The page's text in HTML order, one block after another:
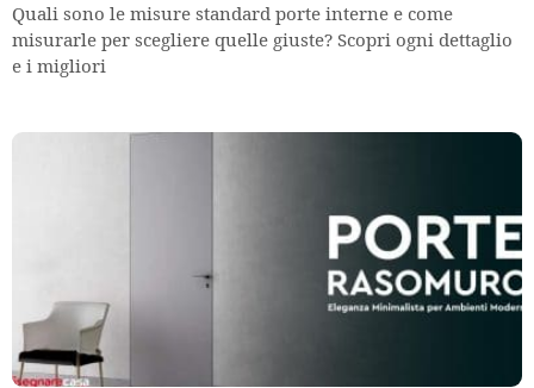
Quali sono le misure standard porte interne e come
misurarle per scegliere quelle giuste? Scopri ogni dettaglio
e i migliori